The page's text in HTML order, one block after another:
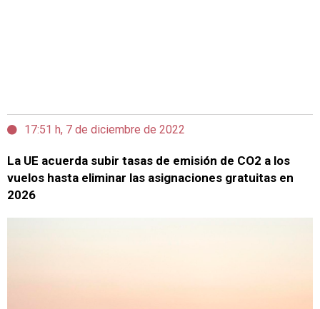
17:51 h, 7 de diciembre de 2022
La UE acuerda subir tasas de emisión de CO2 a los
vuelos hasta eliminar las asignaciones gratuitas en
2026